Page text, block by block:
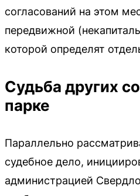
согласований на этом
передвижной
которой определят
Судьба других
парке
Параллельно
судебное дело,
администрацией